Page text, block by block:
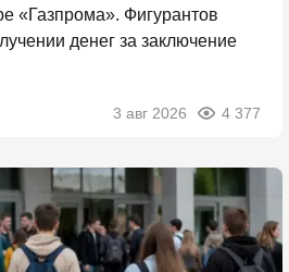
«Газпрома». Фигурантов
денег за заключение
3 авг 2026 4 377